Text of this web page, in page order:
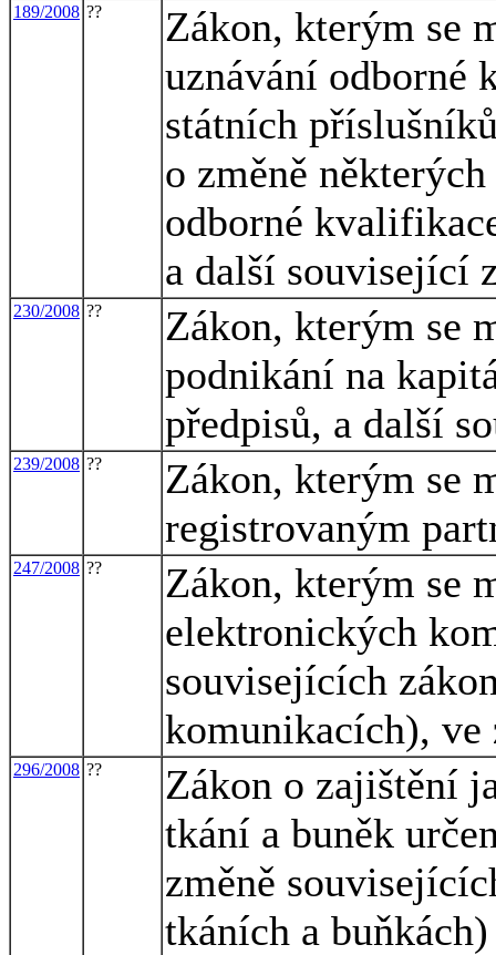
189/2008 ??
Zákon, kterým se
uznávání odborné
státních
o změně
odborné
a další související
230/2008 ??
Zákon, kterým se
podnikání na
předpisů, a další
239/2008 ??
Zákon, kterým se
registrovaným
247/2008 ??
Zákon, kterým se
elektronických
souvisejících
komunikacích), ve
296/2008 ??
Zákon o zajištění
tkání a buněk
změně
tkáních a buňkách)